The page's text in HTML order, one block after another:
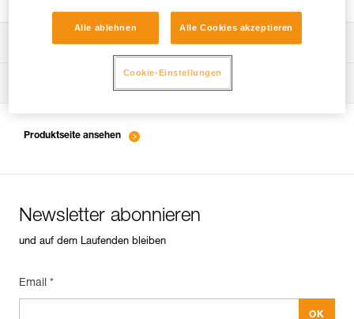
Die Gebrauchsanleitung herunterladen
Technical Notice
entretien-casques-DE
Produktseite ansehen
Newsletter abonnieren
und auf dem Laufenden bleiben
Email *
Alle ablehnen Alle Cookies akzeptieren
Cookie-Einstellungen